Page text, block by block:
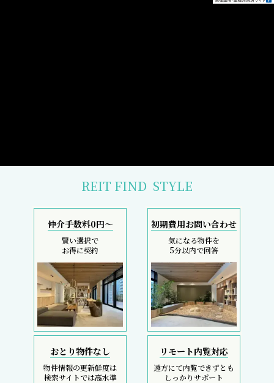
REIT FIND STYLE
仲介手数料0円～
賢い選択で
お得に契約
初期費用お問い合わせ
気になる物件を
5分以内で回答
おとり物件なし
物件情報の更新鮮度は
検索サイトでは高水準
リモート内覧対応
遠方にて内覧できずとも
しっかりサポート